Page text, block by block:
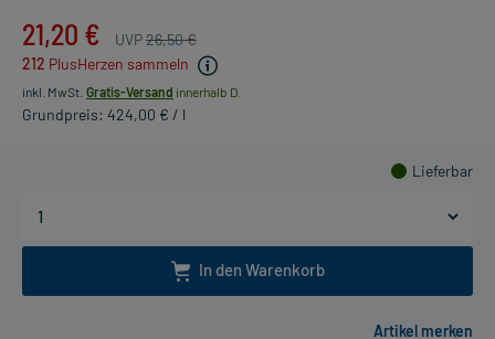
21,20 € UVP26,50 €
212 PlusHerzen sammeln
inkl. MwSt. Gratis-Versand innerhalb D.
Grundpreis: 424,00 € / l
Lieferbar
In den Warenkorb